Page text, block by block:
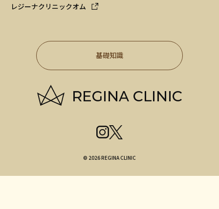
レジーナクリニックオム
基礎知識
© 2026 REGINA CLINIC